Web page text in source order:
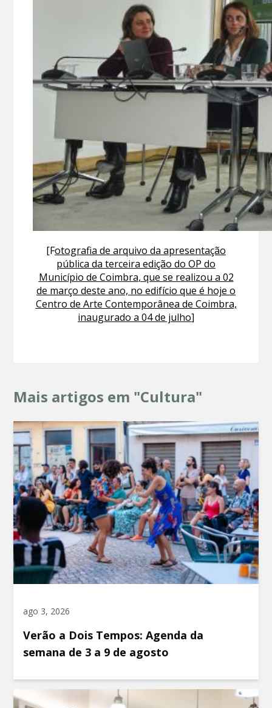
[Fotografia de arquivo da apresentação
pública da terceira edição do OP do
Município de Coimbra, que se realizou a 02
de março deste ano, no edifício que é hoje o
Centro de Arte Contemporânea de Coimbra,
inaugurado a 04 de julho]
Mais artigos em "Cultura"
ago 3, 2026
Verão a Dois Tempos: Agenda da
semana de 3 a 9 de agosto